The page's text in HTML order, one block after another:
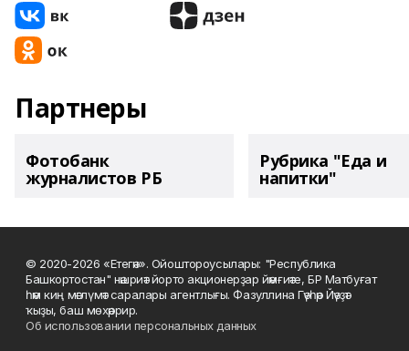
Партнеры
Фотобанк
журналистов РБ
Рубрика "Еда и
напитки"
© 2020-2026 «Етегән». Ойоштороусылары: "Республика
Башкортостан" нәшриәт йорто акционерҙар йәмғиәте, БР Матбуғат
һәм киң мәғлүмәт саралары агентлығы. Фазуллина Гәүһәр Йәүҙәт
ҡыҙы, баш мөхәррир.
Об использовании персональных данных